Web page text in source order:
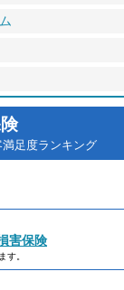
足度ランキング
害保険
す。